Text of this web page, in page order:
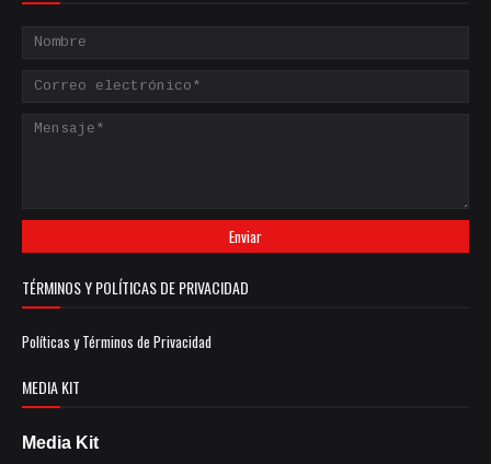
TÉRMINOS Y POLÍTICAS DE PRIVACIDAD
Políticas y Términos de Privacidad
MEDIA KIT
Media Kit